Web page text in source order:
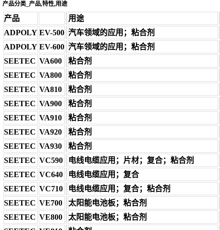
产品分类_产品,特性,用途
产品
用途
ADPOLY EV-500 汽车领域的应用；粘合剂
ADPOLY EV-600 汽车领域的应用；粘合剂
SEETEC VA600
粘合剂
SEETEC VA800
粘合剂
SEETEC VA810
粘合剂
SEETEC VA900
粘合剂
SEETEC VA910
粘合剂
SEETEC VA920
粘合剂
SEETEC VA930
粘合剂
SEETEC VC590
电线电缆应用；片材；复合；粘合剂
SEETEC VC640
电线电缆应用；复合
SEETEC VC710
电线电缆应用；复合；粘合剂
SEETEC VE700
太阳能电池板；粘合剂
SEETEC VE800
太阳能电池板；粘合剂